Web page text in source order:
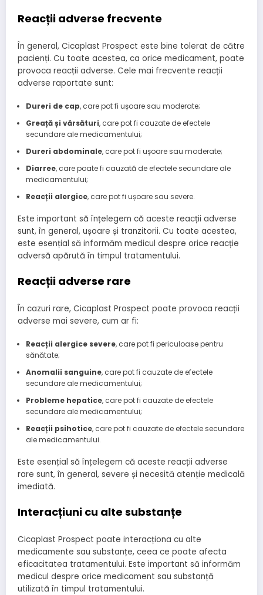
Reacții adverse frecvente
În general, Cicaplast Prospect este bine tolerat de către
pacienți. Cu toate acestea, ca orice medicament, poate
provoca reacții adverse. Cele mai frecvente reacții
adverse raportate sunt:
Dureri de cap, care pot fi ușoare sau moderate;
Greață și vărsături, care pot fi cauzate de efectele
secundare ale medicamentului;
Dureri abdominale, care pot fi ușoare sau moderate;
Diarree, care poate fi cauzată de efectele secundare ale
medicamentului;
Reacții alergice, care pot fi ușoare sau severe.
Este important să înțelegem că aceste reacții adverse
sunt, în general, ușoare și tranzitorii. Cu toate acestea,
este esențial să informăm medicul despre orice reacție
adversă apărută în timpul tratamentului.
Reacții adverse rare
În cazuri rare, Cicaplast Prospect poate provoca reacții
adverse mai severe, cum ar fi:
Reacții alergice severe, care pot fi periculoase pentru
sănătate;
Anomalii sanguine, care pot fi cauzate de efectele
secundare ale medicamentului;
Probleme hepatice, care pot fi cauzate de efectele
secundare ale medicamentului;
Reacții psihotice, care pot fi cauzate de efectele secundare
ale medicamentului.
Este esențial să înțelegem că aceste reacții adverse
rare sunt, în general, severe și necesită atenție medicală
imediată.
Interacțiuni cu alte substanțe
Cicaplast Prospect poate interacționa cu alte
medicamente sau substanțe, ceea ce poate afecta
eficacitatea tratamentului. Este important să informăm
medicul despre orice medicament sau substanță
utilizată în timpul tratamentului.